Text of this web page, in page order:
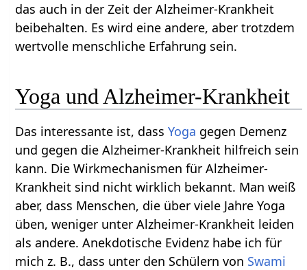
das auch in der Zeit der Alzheimer-Krankheit
beibehalten. Es wird eine andere, aber trotzdem
wertvolle menschliche Erfahrung sein.
Yoga und Alzheimer-Krankheit
Das interessante ist, dassYoga gegen Demenz
und gegen die Alzheimer-Krankheit hilfreich sein
kann. Die Wirkmechanismen für Alzheimer-
Krankheit sind nicht wirklich bekannt. Man weiß
aber, dass Menschen, die über viele Jahre Yoga
üben, weniger unter Alzheimer-Krankheit leiden
als andere. Anekdotische Evidenz habe ich für
mich z. B., dass unter den Schülern von Swami